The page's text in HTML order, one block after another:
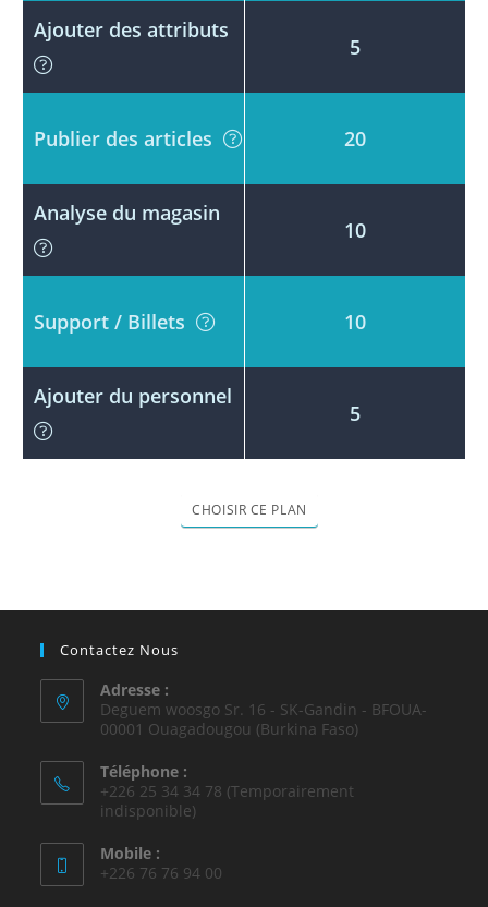
Ajouter des attributs
Publier des articles
Analyse du magasin
Support / Billets
Ajouter du personnel
5
20
10
10
5
Contactez Nous
Adresse :
Deguem woosgo Sr. 16 - SK-Gandin - BFOUA-
00001 Ouagadougou (Burkina Faso)
Téléphone :
+226 25 34 34 78 (Temporairement
indisponible)
Mobile :
+226 76 76 94 00